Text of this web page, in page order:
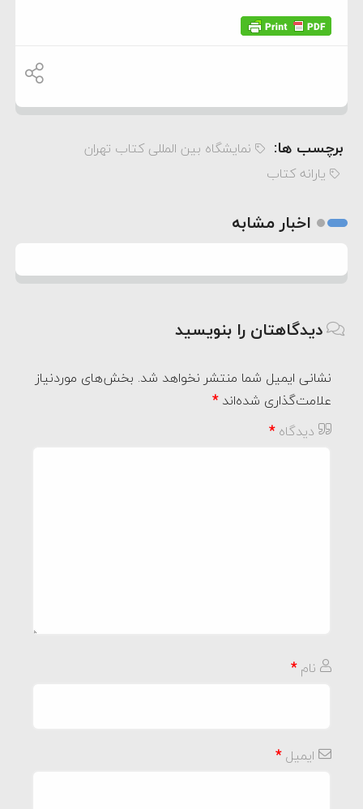
برچسب ها:
نمایشگاه بین المللی کتاب تهران
یارانه کتاب
اخبار مشابه
دیدگاهتان را بنویسید
نشانی ایمیل شما منتشر نخواهد شد. بخش‌های موردنیاز
علامت‌گذاری شده‌اند*
دیدگاه*
نام*
ایمیل*